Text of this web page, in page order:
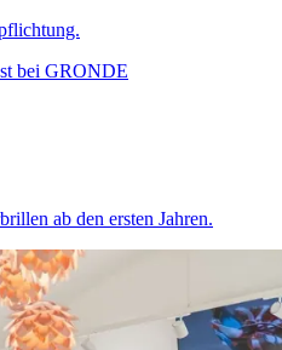
ab den ersten Jahren.